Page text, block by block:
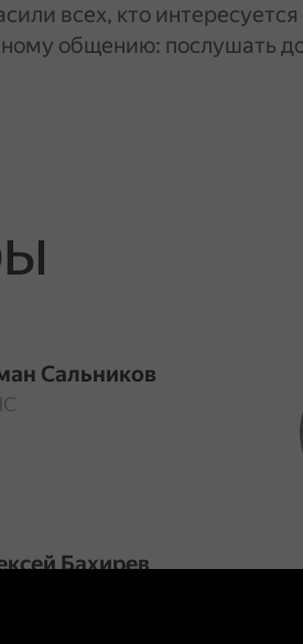
всех, кто
общению: послушать
Сальников
Бахирев